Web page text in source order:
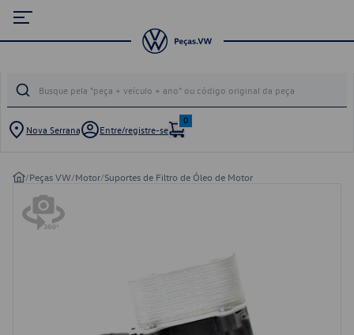
Nova Serrana Entre/registre-se
0
/Peças VW/Motor/Suportes de Filtro de Óleo de Motor